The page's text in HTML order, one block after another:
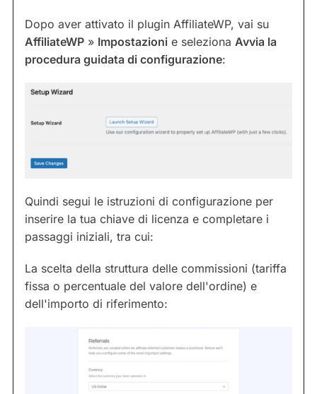
Dopo aver attivato il plugin AffiliateWP, vai su
AffiliateWP » Impostazioni e seleziona Avvia la
procedura guidata di configurazione:
Quindi segui le istruzioni di configurazione per
inserire la tua chiave di licenza e completare i
passaggi iniziali, tra cui:
La scelta della struttura delle commissioni (tariffa
fissa o percentuale del valore dell'ordine) e
dell'importo di riferimento: